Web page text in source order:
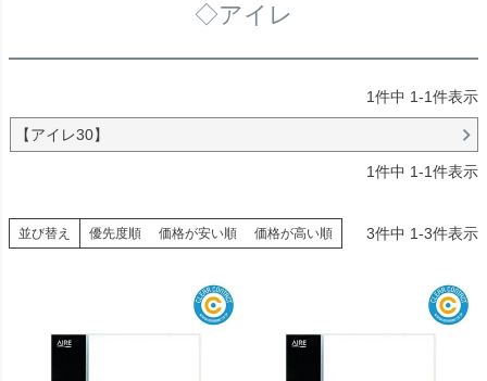
◇アイレ
1件中 1-1件表示
【アイレ30】
1件中 1-1件表示
並び替え 優先度順 価格が安い順 価格が高い順 3件中 1-3件表示